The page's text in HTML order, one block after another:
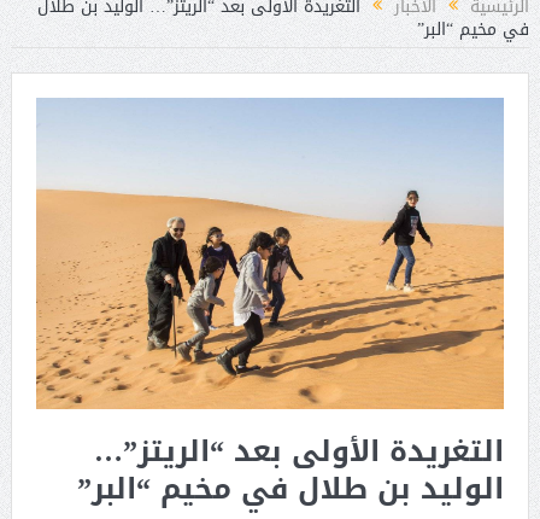
في مخيم “البر”
التغريدة الأولى بعد “الريتز”…
الوليد بن طلال في مخيم “البر”